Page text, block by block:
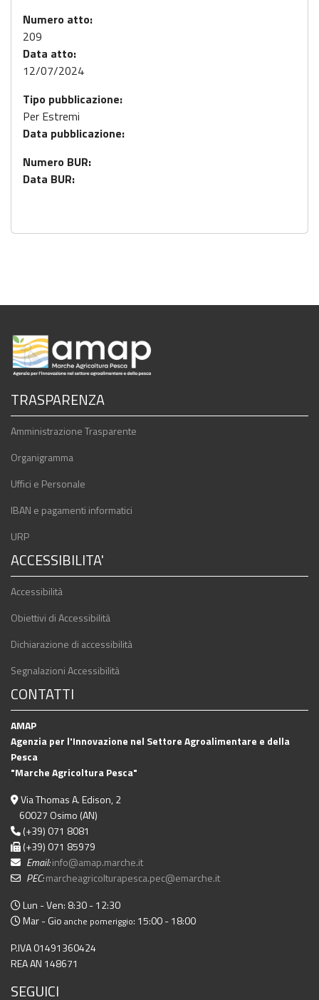
Numero atto:
209
Data atto:
12/07/2024
Tipo pubblicazione:
Per Estremi
Data pubblicazione:
Numero BUR:
Data BUR:
TRASPARENZA
Amministrazione Trasparente
Organigramma
Uffici e Personale
IBAN e pagamenti informatici
URP
ACCESSIBILITA'
Accessibilità
Obiettivi di Accessibilità
Dichiarazione di accessibilità
Segnalazioni Accessibilità
CONTATTI
AMAP
Agenzia per l'Innovazione nel Settore Agroalimentare e della
Pesca
"Marche Agricoltura Pesca"
Via Thomas A. Edison, 2
60027 Osimo (AN)
(+39) 071 8081
(+39) 071 85979
Email:info@amap.marche.it
PEC:marcheagricolturapesca.pec@emarche.it
Lun - Ven: 8:30 - 12:30
Mar - Gio anche pomeriggio: 15:00 - 18:00
P.IVA 01491360424
REA AN 148671
SEGUICI